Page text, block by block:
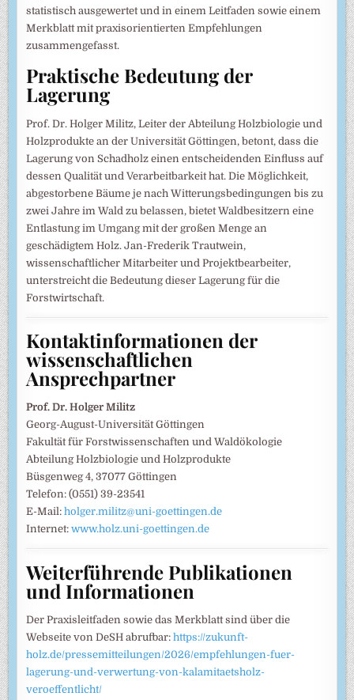
statistisch ausgewertet und in einem Leitfaden sowie einem
Merkblatt mit praxisorientierten Empfehlungen
zusammengefasst.
Praktische Bedeutung der
Lagerung
Prof. Dr. Holger Militz, Leiter der Abteilung Holzbiologie und
Holzprodukte an der Universität Göttingen, betont, dass die
Lagerung von Schadholz einen entscheidenden Einfluss auf
dessen Qualität und Verarbeitbarkeit hat. Die Möglichkeit,
abgestorbene Bäume je nach Witterungsbedingungen bis zu
zwei Jahre im Wald zu belassen, bietet Waldbesitzern eine
Entlastung im Umgang mit der großen Menge an
geschädigtem Holz. Jan-Frederik Trautwein,
wissenschaftlicher Mitarbeiter und Projektbearbeiter,
unterstreicht die Bedeutung dieser Lagerung für die
Forstwirtschaft.
Kontaktinformationen der
wissenschaftlichen
Ansprechpartner
Prof. Dr. Holger Militz
Georg-August-Universität Göttingen
Fakultät für Forstwissenschaften und Waldökologie
Abteilung Holzbiologie und Holzprodukte
Büsgenweg 4, 37077 Göttingen
Telefon: (0551) 39-23541
E-Mail:holger.militz@uni-goettingen.de
Internet:www.holz.uni-goettingen.de
Weiterführende Publikationen
und Informationen
Der Praxisleitfaden sowie das Merkblatt sind über die
Webseite von DeSH abrufbar:https://zukunft-
holz.de/pressemitteilungen/2026/empfehlungen-fuer-
lagerung-und-verwertung-von-kalamitaetsholz-
veroeffentlicht/